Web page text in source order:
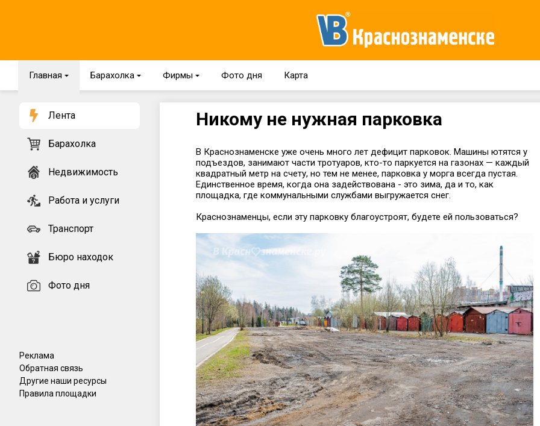
Главная { Барахолка { Фирмы { Фото дня Карта
Лента
Барахолка
Недвижимость
Работа и услуги
Транспорт
Бюро находок
Фото дня
Реклама
Обратная связь
Другие наши ресурсы
Правила площадки
Никому не нужная парковка
В Краснознаменске уже очень много лет дефицит парковок. Машины ютятся у
подъездов, занимают части тротуаров, кто-то паркуется на газонах — каждый
квадратный метр на счету, но тем не менее, парковка у морга всегда пустая.
Единственное время, когда она задействована - это зима, да и то, как
площадка, где коммунальными службами выгружается снег.
Краснознаменцы, если эту парковку благоустроят, будете ей пользоваться?